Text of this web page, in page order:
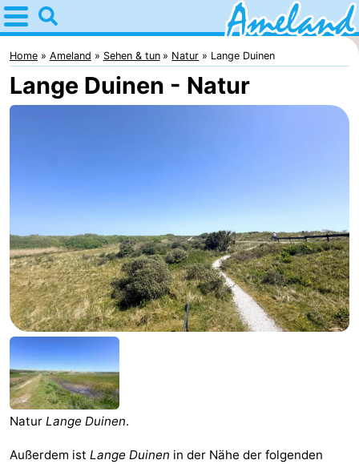
Home
Ameland
Tipps
Übernachten
Appartements
-
Ameland
State
Campingplätze
Ferienhäuser
-
Boomhiemke
-
Home Ameland Sehen & tun Natur Lange Duinen
Lange Duinen - Natur
Natur Lange Duinen.
Außerdem ist Lange Duinen in der Nähe der folgenden